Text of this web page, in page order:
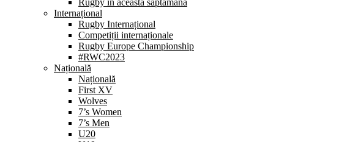
Rugby în această săptămână
Internațional
Rugby Internațional
Competiții internaționale
Rugby Europe Championship
#RWC2023
Națională
Națională
First XV
Wolves
7’s Women
7’s Men
U20